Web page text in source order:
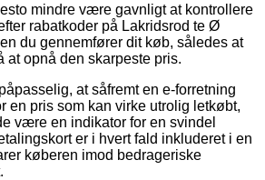
mindre være gavnligt at kontrollere
rabatkoder på Lakridsrod te Ø
du gennemfører dit køb, således at
at opnå den skarpeste pris.
at såfremt en e-forretning
en pris som kan virke utrolig letkøbt,
være en indikator for en svindel
er i hvert fald inkluderet i en
køberen imod bedrageriske